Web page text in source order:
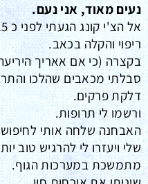
נעים מאוד, אני נעם.
ריפוי והקלה בכאב.
דלקת פרקים.
ורשמו לי תרופות.
האבחנה שלחה אותי לחיפוש
שלי ויעזרו לי להרגיש טוב
מתמשכת במערכות הגוף.